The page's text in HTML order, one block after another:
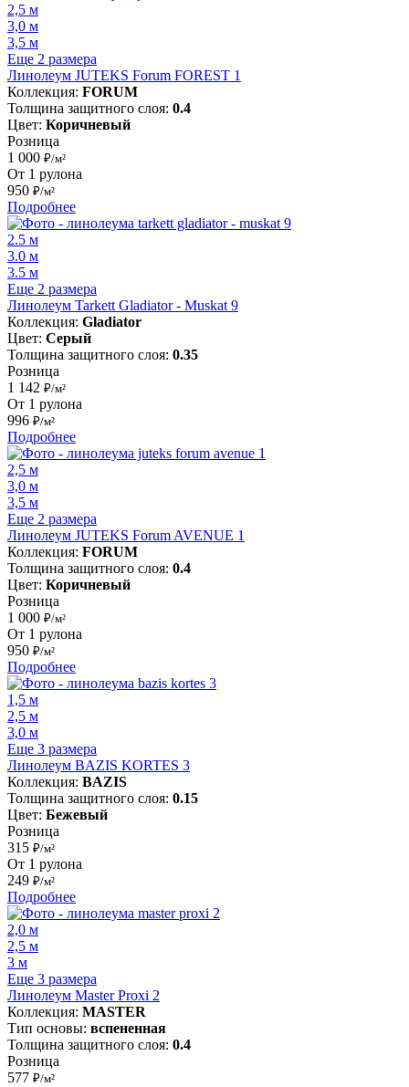
2,5 м
3,0 м
3,5 м
Еще 2 размера
Линолеум JUTEKS Forum FOREST 1
Коллекция: FORUM
Толщина защитного слоя: 0.4
Цвет: Коричневый
Розница
1 000 ₽/м²
От 1 рулона
950 ₽/м²
Подробнее
2.5 м
3.0 м
3.5 м
Еще 2 размера
Линолеум Tarkett Gladiator - Muskat 9
Коллекция: Gladiator
Цвет: Серый
Толщина защитного слоя: 0.35
Розница
1 142 ₽/м²
От 1 рулона
996 ₽/м²
Подробнее
2,5 м
3,0 м
3,5 м
Еще 2 размера
Линолеум JUTEKS Forum AVENUE 1
Коллекция: FORUM
Толщина защитного слоя: 0.4
Цвет: Коричневый
Розница
1 000 ₽/м²
От 1 рулона
950 ₽/м²
Подробнее
1,5 м
2,5 м
3,0 м
Еще 3 размера
Линолеум BAZIS KORTES 3
Коллекция: BAZIS
Толщина защитного слоя: 0.15
Цвет: Бежевый
Розница
315 ₽/м²
От 1 рулона
249 ₽/м²
Подробнее
2,0 м
2,5 м
3 м
Еще 3 размера
Линолеум Master Proxi 2
Коллекция: MASTER
Тип основы: вспененная
Толщина защитного слоя: 0.4
Розница
577 ₽/м²